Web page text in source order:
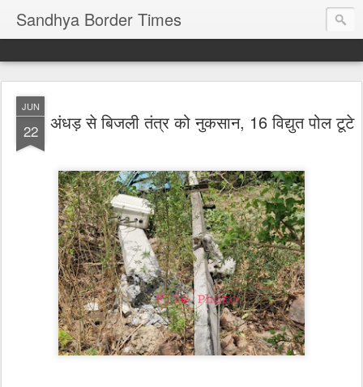
Sandhya Border Times
JUN
22 अंधड़ से बिजली तंत्र को नुकसान, 16 विद्युत पोल टूटे